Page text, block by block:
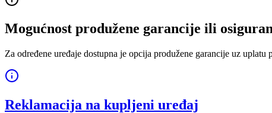
Mogućnost produžene garancije ili
Za određene uređaje dostupna je opcija produžene garancije uz
Reklamacija na kupljeni uređaj